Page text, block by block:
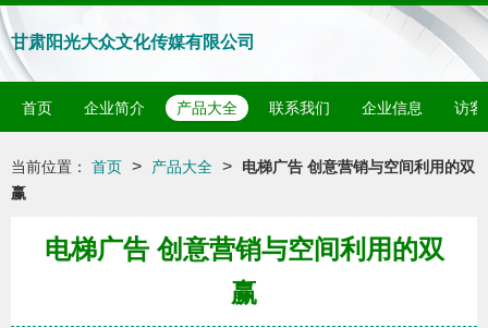
甘肃阳光大众文化传媒有限公司
首页 企业简介 产品大全 联系我们 企业信息 访客
当前位置： 首页 > 产品大全 >
电梯广告 创意营销与空间利用的双
赢
电梯广告 创意营销与空间利用的双
赢